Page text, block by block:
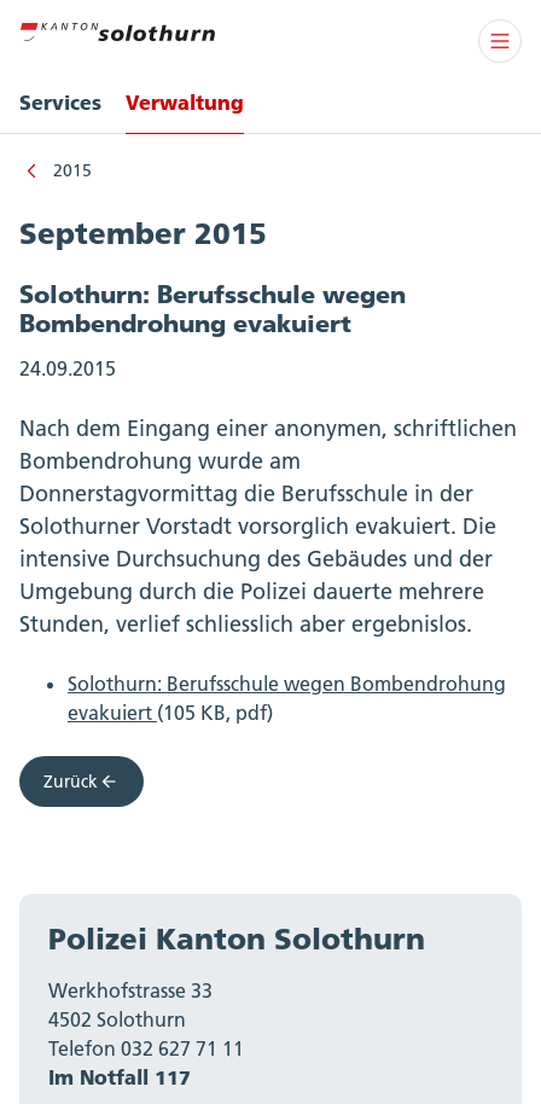
Services Verwaltung
2015
September 2015
Solothurn: Berufsschule wegen
Bombendrohung evakuiert
24.09.2015
Nach dem Eingang einer anonymen, schriftlichen
Bombendrohung wurde am
Donnerstagvormittag die Berufsschule in der
Solothurner Vorstadt vorsorglich evakuiert. Die
intensive Durchsuchung des Gebäudes und der
Umgebung durch die Polizei dauerte mehrere
Stunden, verlief schliesslich aber ergebnislos.
Solothurn: Berufsschule wegen Bombendrohung
evakuiert (105 KB, pdf)
Zurück
Polizei Kanton Solothurn
Werkhofstrasse 33
4502 Solothurn
Telefon 032 627 71 11
Im Notfall 117